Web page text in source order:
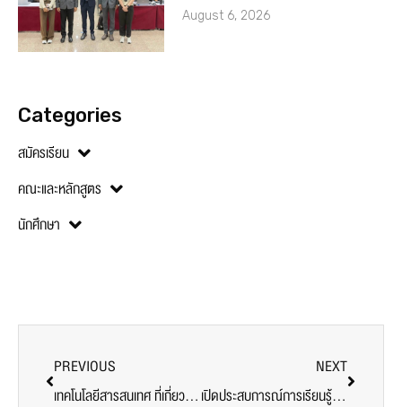
August 6, 2026
Categories
สมัครเรียน
คณะและหลักสูตร
นักศึกษา
PREVIOUS
เทคโนโลยีสารสนเทศ ที่เกี่ยวกับอาชีพด้านโลจิสติกส์และซัพพลายเชน
NEXT
เปิดประสบการณ์การเรียนรู้! บทเรียนในความมืด และ Dialogue in the dark นศ.ดิจิทัลมีเดีย ม.ศรีปทุม